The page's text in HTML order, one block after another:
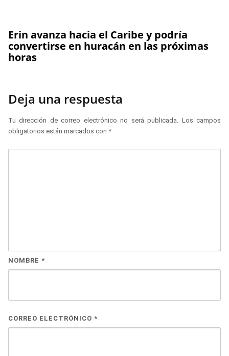
Erin avanza hacia el Caribe y podría
convertirse en huracán en las próximas
horas
Deja una respuesta
Tu dirección de correo electrónico no será publicada. Los campos
obligatorios están marcados con *
NOMBRE *
CORREO ELECTRÓNICO *